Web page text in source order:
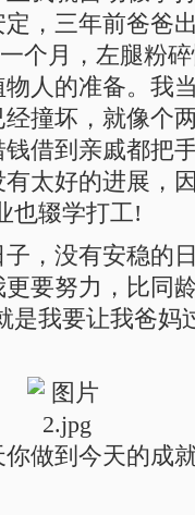
，三年前爸爸
个月，左腿粉
人的准备。我
撞坏，就像个
借到亲戚都把
太好的进展，
也辍学打工!
没有安稳的
要努力，比同
是我要让我爸妈
到今天的成